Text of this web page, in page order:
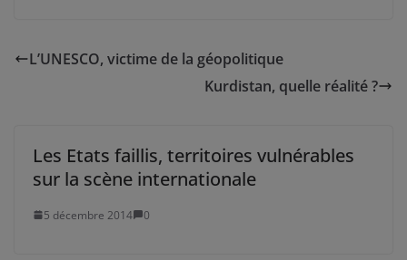
L’UNESCO, victime de la géopolitique
Kurdistan, quelle réalité ?
Les Etats faillis, territoires vulnérables
sur la scène internationale
5 décembre 2014 0